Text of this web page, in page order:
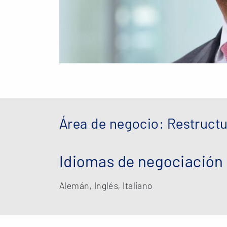
Área de negocio:
Idiomas de negociación
Alemán, Inglés, Italiano